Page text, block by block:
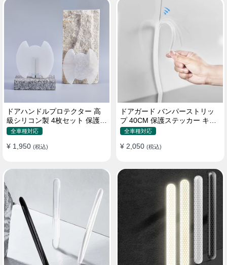
ドアハンドルプロテクター 高
級シリコン製 4枚セット 保護フ
ィルム キズ防止 全車種
全車種対応
¥ 1,950 (税込)
ドアガード バンパーストリッ
プ 40CM 保護ステッカー キズ
防止 プロテクターシール
全車種対応
¥ 2,050 (税込)